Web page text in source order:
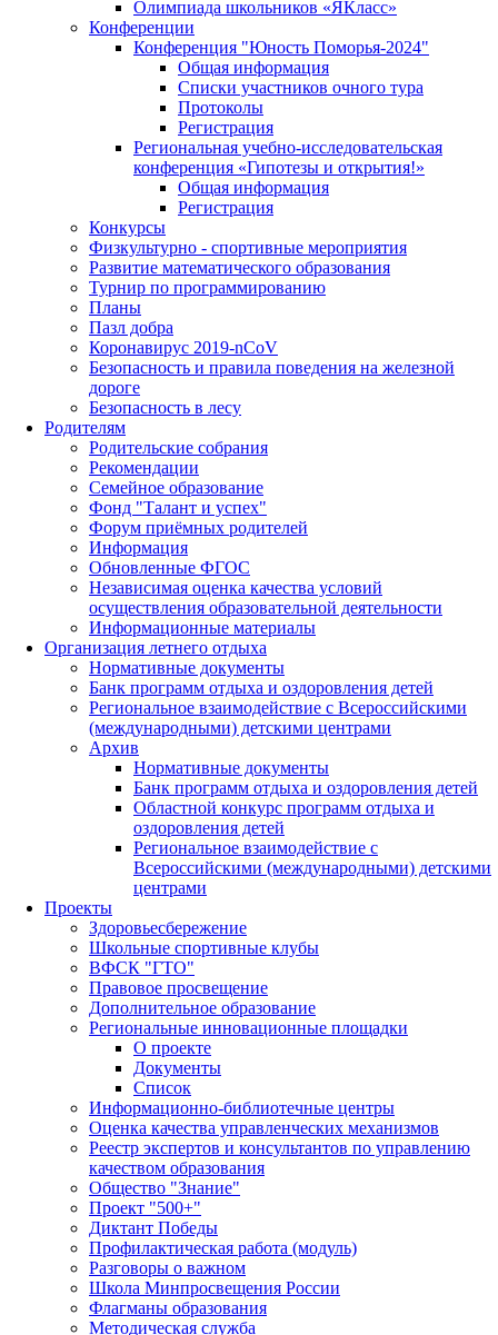
Олимпиада школьников «ЯКласс»
Конференции
Конференция "Юность Поморья-2024"
Общая информация
Списки участников очного тура
Протоколы
Регистрация
Региональная учебно-исследовательская
конференция «Гипотезы и открытия!»
Общая информация
Регистрация
Конкурсы
Физкультурно - спортивные мероприятия
Развитие математического образования
Турнир по программированию
Планы
Пазл добра
Коронавирус 2019-nCoV
Безопасность и правила поведения на железной
дороге
Безопасность в лесу
Родителям
Родительские собрания
Рекомендации
Семейное образование
Фонд "Талант и успех"
Форум приёмных родителей
Информация
Обновленные ФГОС
Независимая оценка качества условий
осуществления образовательной деятельности
Информационные материалы
Организация летнего отдыха
Нормативные документы
Банк программ отдыха и оздоровления детей
Региональное взаимодействие с Всероссийскими
(международными) детскими центрами
Архив
Нормативные документы
Банк программ отдыха и оздоровления детей
Областной конкурс программ отдыха и
оздоровления детей
Региональное взаимодействие с
Всероссийскими (международными) детскими
центрами
Проекты
Здоровьесбережение
Школьные спортивные клубы
ВФСК "ГТО"
Правовое просвещение
Дополнительное образование
Региональные инновационные площадки
О проекте
Документы
Список
Информационно-библиотечные центры
Оценка качества управленческих механизмов
Реестр экспертов и консультантов по управлению
качеством образования
Общество "Знание"
Проект "500+"
Диктант Победы
Профилактическая работа (модуль)
Разговоры о важном
Школа Минпросвещения России
Флагманы образования
Методическая служба